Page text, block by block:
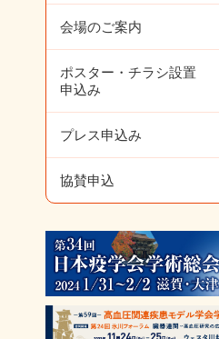
会場のご案内
ポスター・チラシ設置
申込み
プレス申込み
協賛申込